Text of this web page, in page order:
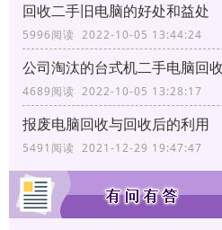
回收二手旧电脑的好处和益处
5996阅读 2022-10-05 13:44:24
公司淘汰的台式机二手电脑回
4689阅读 2022-10-05 13:28:17
报废电脑回收与回收后的利用
5491阅读 2021-12-29 19:47:47